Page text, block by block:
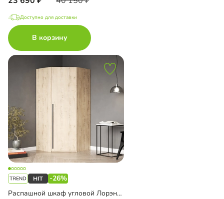
Доступно для доставки
В корзину
-26%
Распашной шкаф угловой Лорэна-1000